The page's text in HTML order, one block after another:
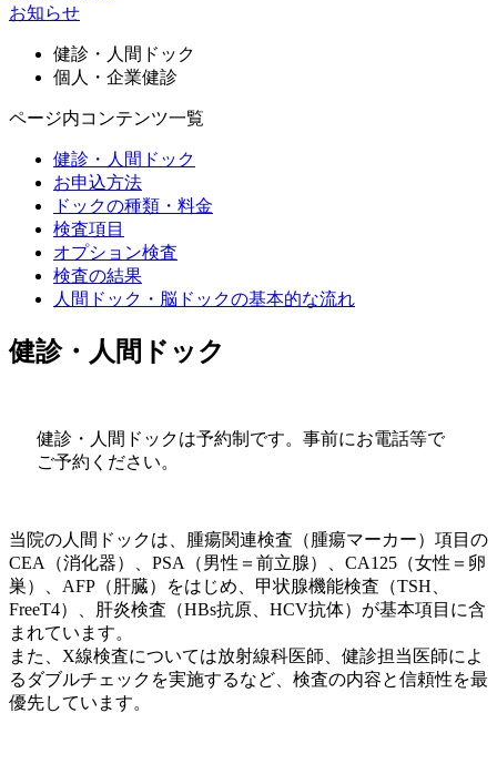
お知らせ
健診・人間ドック
個人・企業健診
ページ内コンテンツ⼀覧
健診・人間ドック
お申込方法
ドックの種類・料金
検査項目
オプション検査
検査の結果
人間ドック・脳ドックの基本的な流れ
健診・人間ドック
健診・人間ドックは予約制です。事前にお電話等で
ご予約ください。
当院の人間ドックは、腫瘍関連検査（腫瘍マーカー）項目の
CEA（消化器）、PSA（男性＝前立腺）、CA125（女性＝卵
巣）、AFP（肝臓）をはじめ、甲状腺機能検査（TSH、
FreeT4）、肝炎検査（HBs抗原、HCV抗体）が基本項目に含
まれています。
また、X線検査については放射線科医師、健診担当医師によ
るダブルチェックを実施するなど、検査の内容と信頼性を最
優先しています。